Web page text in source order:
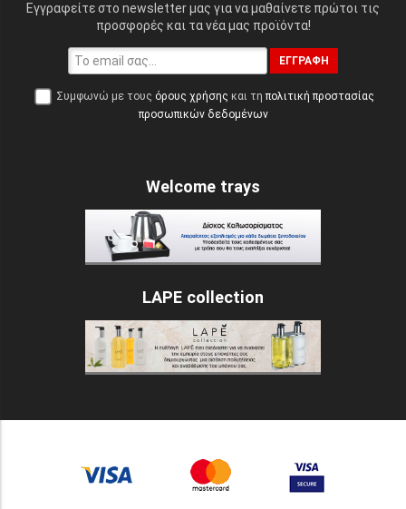
Εγγραφείτε στο newsletter μας για να μαθαίνετε πρώτοι τις
προσφορές και τα νέα μας προϊόντα!
ΕΓΓΡΑΦΉ
Συμφωνώ με τους όρους χρήσης και τη πολιτική προστασίας
προσωπικών δεδομένων
Welcome trays
LAPE collection